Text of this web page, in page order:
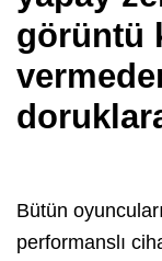
görüntü
Bütün
performanslı